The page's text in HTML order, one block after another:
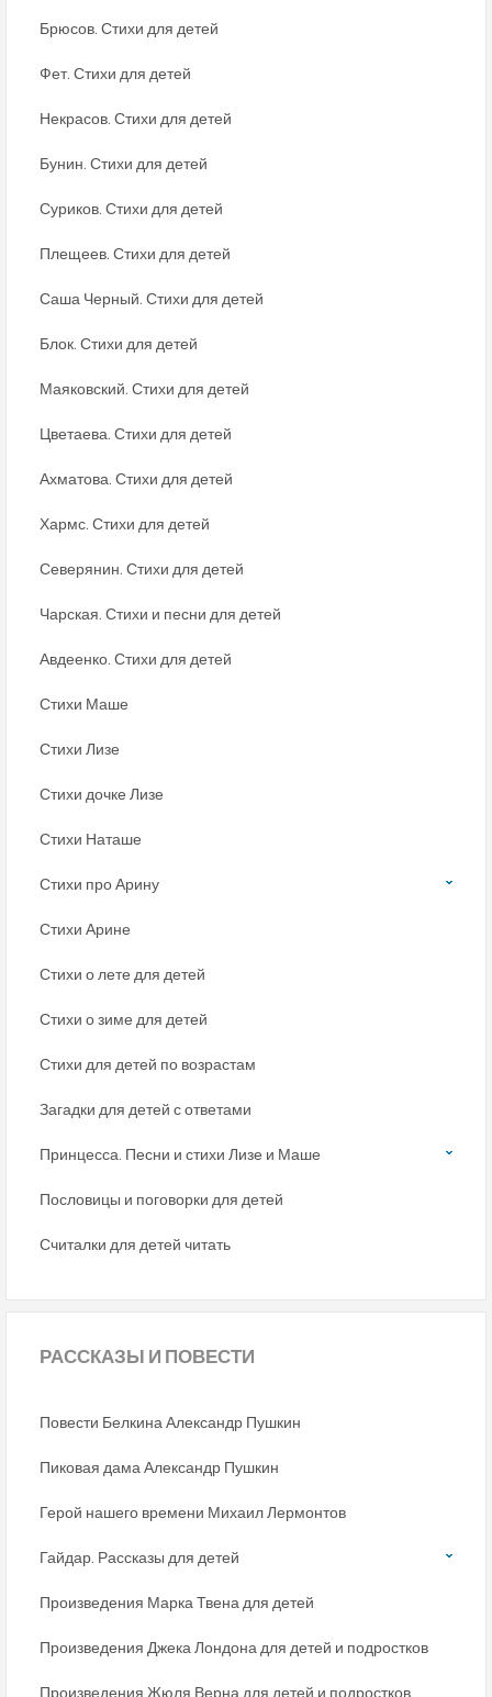
Брюсов. Стихи для детей
Фет. Стихи для детей
Некрасов. Стихи для детей
Бунин. Стихи для детей
Суриков. Стихи для детей
Плещеев. Стихи для детей
Саша Черный. Стихи для детей
Блок. Стихи для детей
Маяковский. Стихи для детей
Цветаева. Стихи для детей
Ахматова. Стихи для детей
Хармс. Стихи для детей
Северянин. Стихи для детей
Чарская. Стихи и песни для детей
Авдеенко. Стихи для детей
Стихи Маше
Стихи Лизе
Стихи дочке Лизе
Стихи Наташе
Стихи про Арину
Стихи Арине
Стихи о лете для детей
Стихи о зиме для детей
Стихи для детей по возрастам
Загадки для детей с ответами
Принцесса. Песни и стихи Лизе и Маше
Пословицы и поговорки для детей
Считалки для детей читать
РАССКАЗЫ И ПОВЕСТИ
Повести Белкина Александр Пушкин
Пиковая дама Александр Пушкин
Герой нашего времени Михаил Лермонтов
Гайдар. Рассказы для детей
Произведения Марка Твена для детей
Произведения Джека Лондона для детей и подростков
Произведения Жюля Верна для детей и подростков